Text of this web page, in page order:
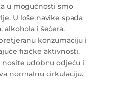
u mogućnosti smo
U loše navike spada
alkohola i šećera.
konzumaciju i
fizičke aktivnosti.
nosite udobnu odjeću i
normalnu cirkulaciju.